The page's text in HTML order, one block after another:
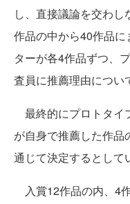
し、直接議論を交わ
作品の中から40作品
ターが各4作品ずつ、
査員に推薦理由につい
最終的にプロトタイ
が自身で推薦した作品
通じて決定するとして
入賞12作品の内、4